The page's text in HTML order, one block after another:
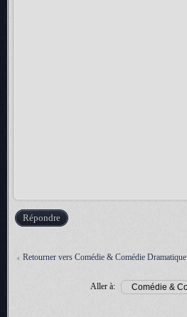
Répondre
Retourner vers Comédie & Comédie Dramatique
Aller à: